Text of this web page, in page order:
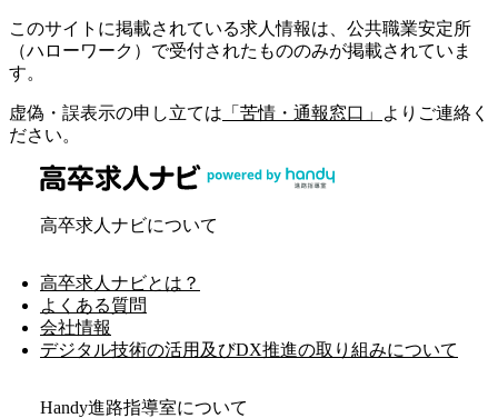
このサイトに掲載されている求人情報は、公共職業安定所
（ハローワーク）で受付されたもののみが掲載されていま
す。
虚偽・誤表示の申し立ては 「苦情・通報窓口」
よりご連絡く
ださい。
高卒求人ナビについて
高卒求人ナビとは？
よくある質問
会社情報
デジタル技術の活用及びDX推進の取り組みについて
Handy進路指導室について